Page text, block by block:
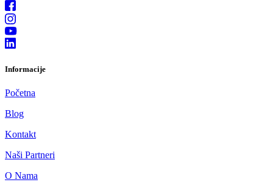
Informacije
Početna
Blog
Kontakt
Naši Partneri
O Nama